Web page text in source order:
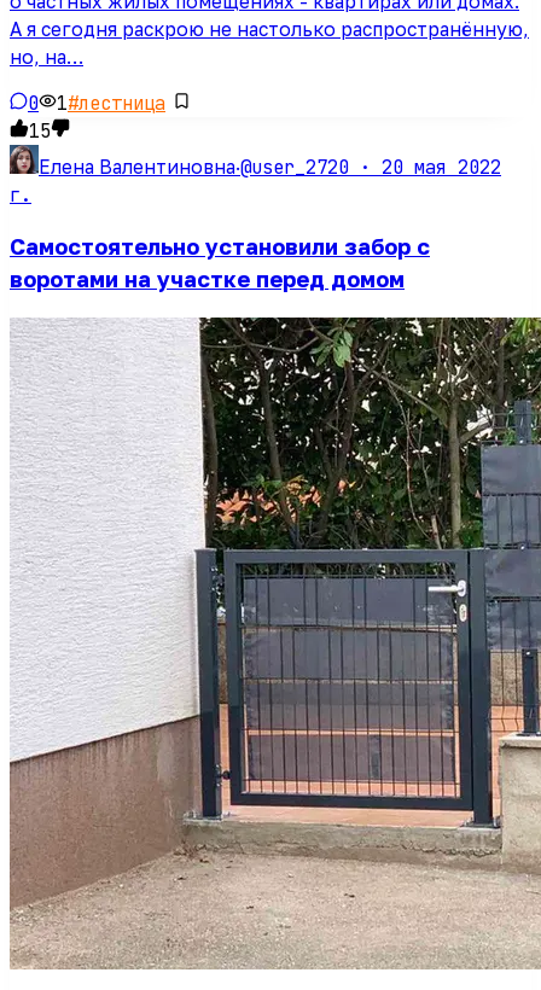
А я сегодня раскрою не настолько распространённую,
но, на…
0 1#лестница
15
Елена Валентиновна·@user_2720 · 20 мая 2022
г.
Самостоятельно установили забор с
воротами на участке перед домом